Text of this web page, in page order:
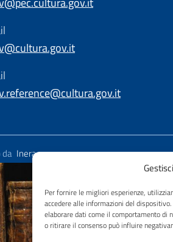
Per fornire le migliori esperienze,
accedere alle informazioni del
elaborare dati come il comportamento di
o ritirare il consenso può influire
da Inera